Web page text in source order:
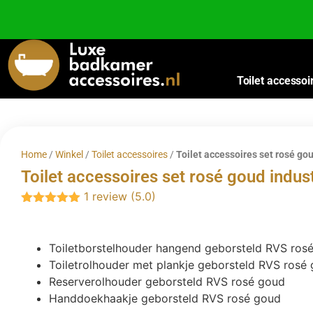
Toilet
Home/ Winkel / Toilet accessoires/ Toilet accessoires set rosé
Toilet accessoires set rosé goud
1 review (5.0)
Toiletborstelhouder hangend geborsteld RVS
Toiletrolhouder met plankje geborsteld RVS rosé
Reserverolhouder geborsteld RVS rosé goud
Handdoekhaakje geborsteld RVS rosé goud